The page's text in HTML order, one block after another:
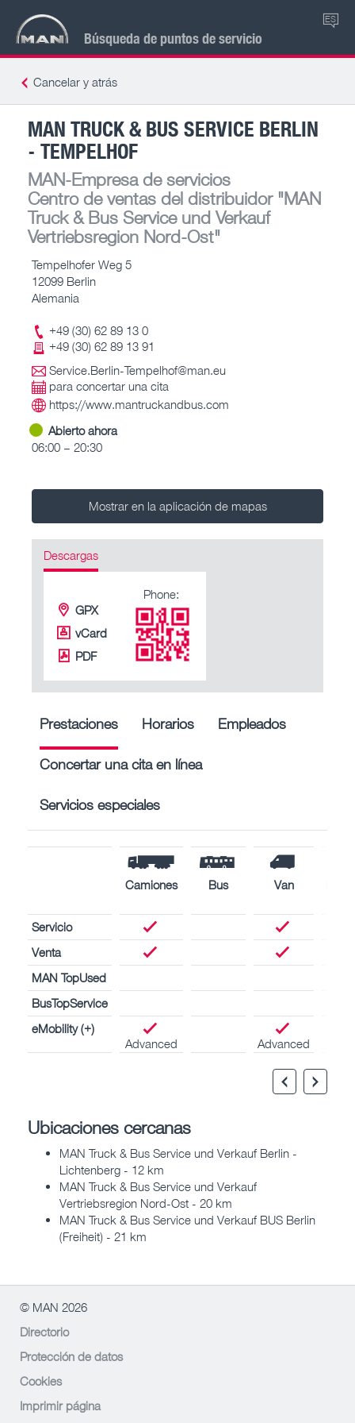
Búsqueda de puntos de servicio
ES
Cancelar y atrás
MAN TRUCK & BUS SERVICE BERLIN
- TEMPELHOF
MAN-Empresa de servicios
Centro de ventas del distribuidor"MAN
Truck & Bus Service und Verkauf
Vertriebsregion Nord-Ost"
Tempelhofer Weg 5
12099 Berlin
Alemania
+49 (30) 62 89 13 0
+49 (30) 62 89 13 91
Service.Berlin-Tempelhof@man.eu
para concertar una cita
https://www.mantruckandbus.com
Abierto ahora
06:00 – 20:30
Mostrar en la aplicación de mapas
Descargas
GPX
vCard
PDF
Phone:
Prestaciones Horarios Empleados
Concertar una cita en línea
Servicios especiales
Camiones Bus Van
Servicio
Venta
MAN TopUsed
BusTopService
eMobility (+)
Advanced
Advanced
Ubicaciones cercanas
MAN Truck & Bus Service und Verkauf Berlin -
Lichtenberg - 12 km
MAN Truck & Bus Service und Verkauf
Vertriebsregion Nord-Ost - 20 km
MAN Truck & Bus Service und Verkauf BUS Berlin
(Freiheit) - 21 km
© MAN 2026
Directorio
Protección de datos
Cookies
Imprimir página